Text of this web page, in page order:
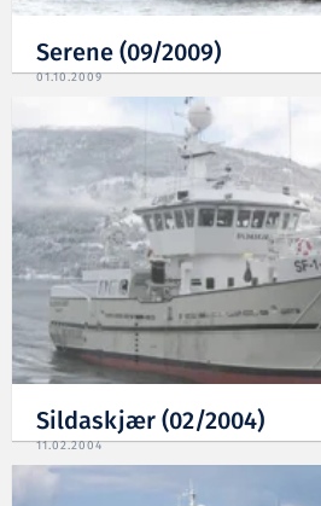
Serene (09/2009)
01.10.2009
Sildaskjær (02/2004)
11.02.2004